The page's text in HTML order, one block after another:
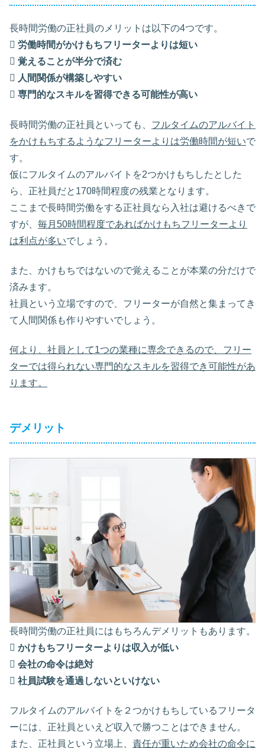
長時間労働の正社員のメリットは以下の4つです。
 労働時間がかけもちフリーターよりは短い
 覚えることが半分で済む
 人間関係が構築しやすい
 専門的なスキルを習得できる可能性が高い
長時間労働の正社員といっても、 フルタイムのアルバイト
をかけもちするようなフリーターよりは労働時間が短いで
す。
仮にフルタイムのアルバイトを2つかけもちしたとした
ら、正社員だと170時間程度の残業となります。
ここまで長時間労働をする正社員なら入社は避けるべきで
すが、 毎月50時間程度であればかけもちフリーターより
は利点が多いでしょう。
また、かけもちではないので覚えることが本業の分だけで
済みます。
社員という立場ですので、フリーターが自然と集まってき
て人間関係も作りやすいでしょう。
何より、社員として1つの業種に専念できるので、フリー
ターでは得られない専門的なスキルを習得でき可能性があ
ります。
デメリット
長時間労働の正社員にはもちろんデメリットもあります。
 かけもちフリーターよりは収入が低い
 会社の命令は絶対
 社員試験を通過しないといけない
フルタイムのアルバイトを２つかけもちしているフリータ
ーには、正社員といえど収入で勝つことはできません。
また、正社員という立場上、 責任が重いため会社の命令に